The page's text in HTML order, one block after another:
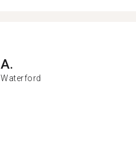
A.
Waterford